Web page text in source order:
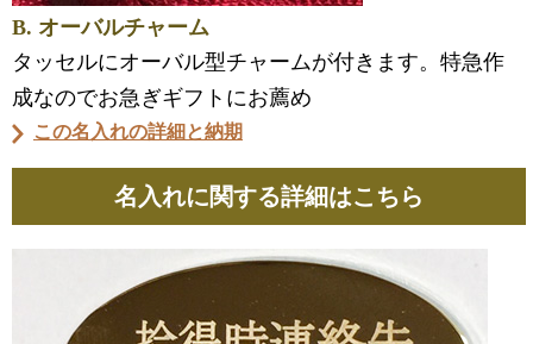
B. オーバルチャーム
タッセルにオーバル型チャームが付きます。特急作
成なのでお急ぎギフトにお薦め
この名入れの詳細と納期
名入れに関する詳細はこちら